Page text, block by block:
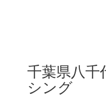
千葉県八千
シング